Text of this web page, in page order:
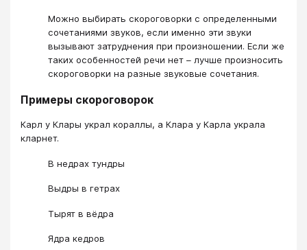
Можно выбирать скороговорки с определенными
сочетаниями звуков, если именно эти звуки
вызывают затруднения при произношении. Если же
таких особенностей речи нет – лучше произносить
скороговорки на разные звуковые сочетания.
Примеры скороговорок
Карл у Клары украл кораллы, а Клара у Карла украла
кларнет.
В недрах тундры
Выдры в гетрах
Тырят в вёдра
Ядра кедров